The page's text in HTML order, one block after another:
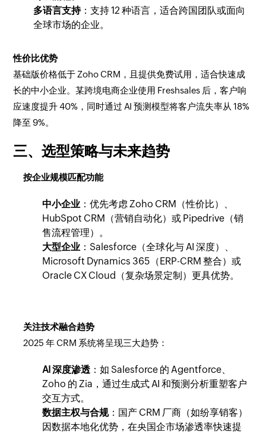
多语言支持：支持 12 种语言，适合跨国团队或面向
全球市场的企业。
性价比优势
基础版价格低于 Zoho CRM，且提供免费试用，适合快速成
长的中小企业。某跨境电商企业使用 Freshsales 后，客户响
应速度提升 40%，同时通过 AI 预测模型将客户流失率从 18%
降至 9%。
三、选型策略与未来趋势
按企业规模匹配功能
中小企业 ：优先考虑 Zoho CRM（性价比）、
HubSpot CRM（营销自动化）或 Pipedrive（销
售流程管理）。
大型企业 ：Salesforce（全球化与 AI 深度）、
Microsoft Dynamics 365（ERP-CRM 整合）或
Oracle CX Cloud（复杂场景定制）更具优势。
关注技术融合趋势
2025 年 CRM 系统将呈现三大趋势：
AI 深度渗透 ：如 Salesforce 的 Agentforce、
Zoho 的 Zia，通过生成式 AI 和预测分析重塑客户
交互方式。
数据主权与合规：国产 CRM 厂商（如纷享销客）
因数据本地化优势，在央国企市场渗透率快速提